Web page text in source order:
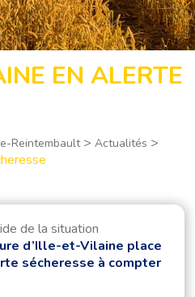
EN ALERTE
Reintembault>Actualités >
de la situation
d’Ille-et-Vilaine place
sécheresse à compter